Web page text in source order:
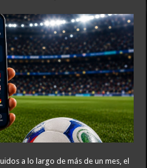
a lo largo de más de un mes, el